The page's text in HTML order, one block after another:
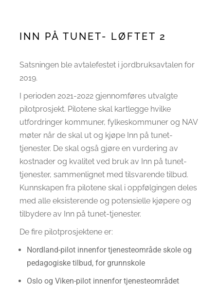
INN PÅ TUNET- LØFTET 2
Satsningen ble avtalefestet i jordbruksavtalen for
2019.
I perioden 2021-2022 gjennomføres utvalgte
pilotprosjekt. Pilotene skal kartlegge hvilke
utfordringer kommuner, fylkeskommuner og NAV
møter når de skal ut og kjøpe Inn på tunet-
tjenester. De skal også gjøre en vurdering av
kostnader og kvalitet ved bruk av Inn på tunet-
tjenester, sammenlignet med tilsvarende tilbud.
Kunnskapen fra pilotene skal i oppfølgingen deles
med alle eksisterende og potensielle kjøpere og
tilbydere av Inn på tunet-tjenester.
De fire pilotprosjektene er:
Nordland-pilot innenfor tjenesteområde skole og
pedagogiske tilbud, for grunnskole
Oslo og Viken-pilot innenfor tjenesteområdet